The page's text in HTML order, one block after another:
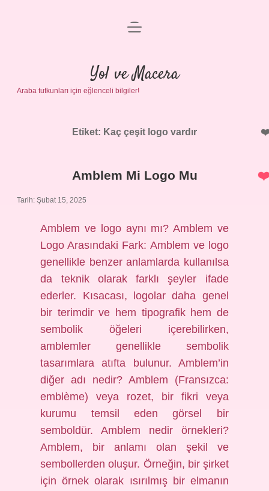
Anasayfa
Gizlilik Politikası
Yasal Uyarı
menüyü
Yol ve Macera
Araba tutkunları için eğlenceli bilgiler!
Etiket: Kaç çeşit logo vardır
Amblem Mi Logo Mu
Tarih: Şubat 15, 2025
Amblem ve logo aynı mı? Amblem ve
Logo Arasındaki Fark: Amblem ve logo
genellikle benzer anlamlarda kullanılsa
da teknik olarak farklı şeyler ifade
ederler. Kısacası, logolar daha genel
bir terimdir ve hem tipografik hem de
sembolik öğeleri içerebilirken,
amblemler genellikle sembolik
tasarımlara atıfta bulunur. Amblem’in
diğer adı nedir? Amblem (Fransızca:
emblème) veya rozet, bir fikri veya
kurumu temsil eden görsel bir
semboldür. Amblem nedir örnekleri?
Amblem, bir anlamı olan şekil ve
sembollerden oluşur. Örneğin, bir şirket
için örnek olarak ısırılmış bir elmanın